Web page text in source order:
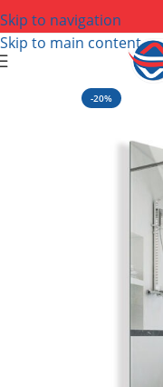
Skip to navigation
Skip to main content
-20%